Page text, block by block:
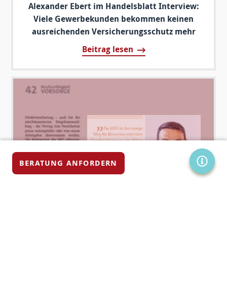
BERATUNG ANFORDERN
Alexander Ebert im Handelsblatt Interview:
Viele Gewerbekunden bekommen keinen
ausreichenden Versicherungsschutz mehr
Beitrag lesen